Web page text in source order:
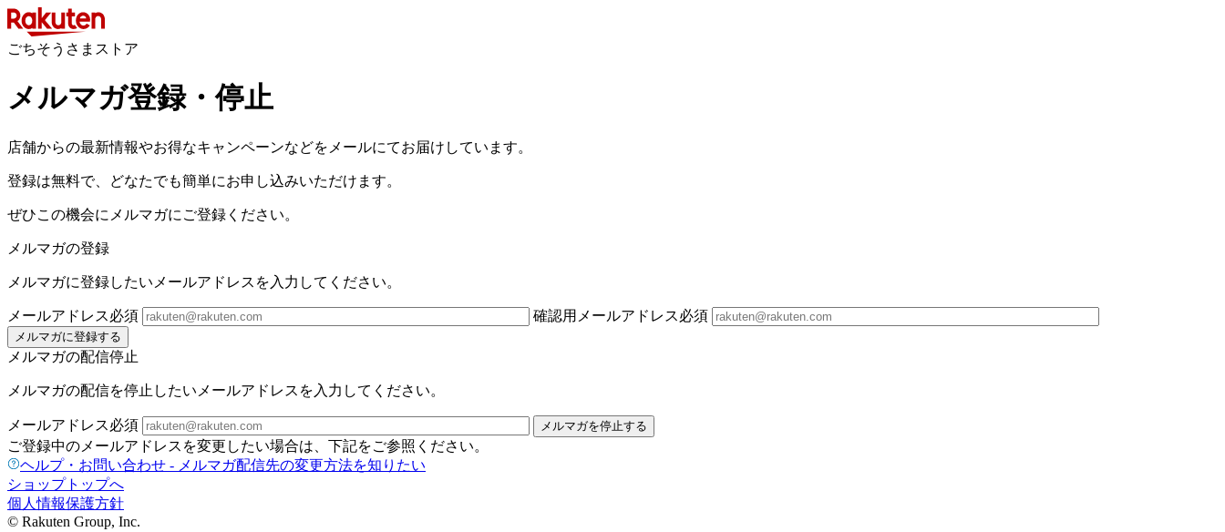
ごちそうさまストア
メルマガ登録・停止
店舗からの最新情報やお得なキャンペーンなどをメールにてお届けしています。
登録は無料で、どなたでも簡単にお申し込みいただけます。
ぜひこの機会にメルマガにご登録ください。
メルマガの登録
メルマガに登録したいメールアドレスを入力してください。
メールアドレス必須 確認用メールアドレス必須
メルマガに登録する
メルマガの配信停止
メルマガの配信を停止したいメールアドレスを入力してください。
メールアドレス必須 メルマガを停止する
ご登録中のメールアドレスを変更したい場合は、下記をご参照ください。
ヘルプ・お問い合わせ - メルマガ配信先の変更方法を知りたい
ショップトップへ
個人情報保護方針
© Rakuten Group, Inc.